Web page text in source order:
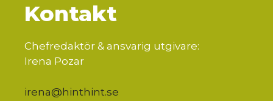
Kontakt
Chefredaktör & ansvarig utgivare:
Irena Pozar
irena@hinthint.se